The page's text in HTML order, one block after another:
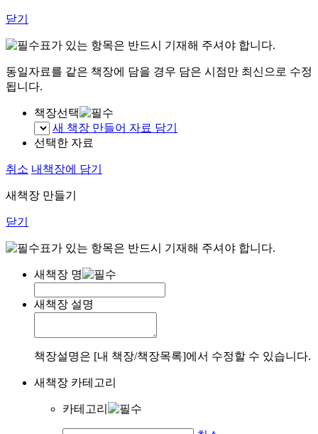
닫기
표가 있는 항목은 반드시 기재해 주셔야 합니다.
동일자료를 같은 책장에 담을 경우 담은 시점만 최신으로 수정
됩니다.
책장선택
새 책장 만들어 자료 담기
선택한 자료
취소 내책장에 담기
새책장 만들기
닫기
표가 있는 항목은 반드시 기재해 주셔야 합니다.
새책장 명
새책장 설명
책장설명은 [내 책장/책장목록]에서 수정할 수 있습니다.
새책장 카테고리
카테고리